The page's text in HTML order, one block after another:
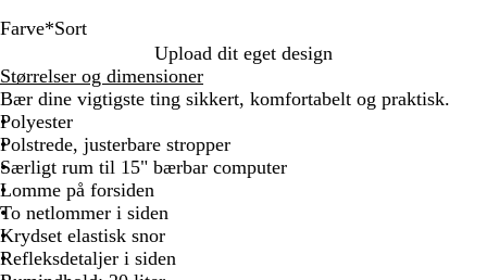
Farve*Sort
o
r
t
o
n
g
e
b
l
å
ø
d
Upload dit eget design
Størrelser og dimensioner
Bær dine vigtigste ting sikkert, komfortabelt og praktisk.
Polyester
Polstrede, justerbare stropper
Særligt rum til 15" bærbar computer
Lomme på forsiden
To netlommer i siden
Krydset elastisk snor
Refleksdetaljer i siden